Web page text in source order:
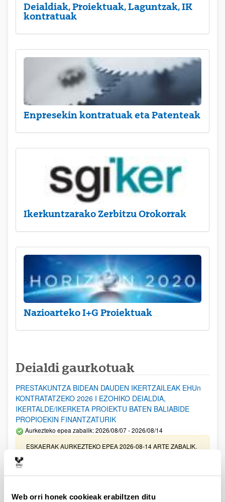
Web orri honek cookieak erabiltzen ditu
Deialdiak, Proiektuak, Laguntzak, IK
kontratuak
Enpresekin kontratuak eta Patenteak
Ikerkuntzarako Zerbitzu Orokorrak
Nazioarteko I+G Proiektuak
Deialdi gaurkotuak
PRESTAKUNTZA BIDEAN DAUDEN IKERTZAILEAK EHUn
KONTRATATZEKO 2026 I EZOHIKO DEIALDIA,
IKERTALDE/IKERKETA PROIEKTU BATEN BALIABIDE
PROPIOEKIN FINANTZATURIK
Aurkezteko epea zabalik: 2026/08/07 - 2026/08/14
ESKAERAK AURKEZTEKO EPEA 2026-08-14 ARTE ZABALIK.
UPV/EHUn Azpiegitura Zientifikoa eta Funts Bibliografikoak